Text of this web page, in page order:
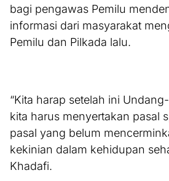
bagi pengawas Pemilu
informasi dari masyarakat
Pemilu dan Pilkada lalu.
“Kita harap setelah ini
kita harus menyertakan pasal
pasal yang belum
kekinian dalam kehidupan
Khadafi.